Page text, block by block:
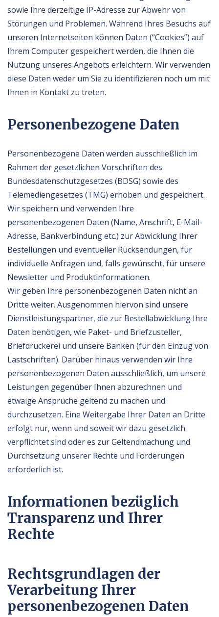
sowie Ihre derzeitige IP-Adresse zur Abwehr von
Störungen und Problemen. Während Ihres Besuchs auf
unseren Internetseiten können Daten (“Cookies”) auf
Ihrem Computer gespeichert werden, die Ihnen die
Nutzung unseres Angebots erleichtern. Wir verwenden
diese Daten weder um Sie zu identifizieren noch um mit
Ihnen in Kontakt zu treten.
Personenbezogene Daten
Personenbezogene Daten werden ausschließlich im
Rahmen der gesetzlichen Vorschriften des
Bundesdatenschutzgesetzes (BDSG) sowie des
Telemediengesetzes (TMG) erhoben und gespeichert.
Wir speichern und verwenden Ihre
personenbezogenen Daten (Name, Anschrift, E-Mail-
Adresse, Bankverbindung etc.) zur Abwicklung Ihrer
Bestellungen und eventueller Rücksendungen, für
individuelle Anfragen und, falls gewünscht, für unsere
Newsletter und Produktinformationen.
Wir geben Ihre personenbezogenen Daten nicht an
Dritte weiter. Ausgenommen hiervon sind unsere
Dienstleistungspartner, die zur Bestellabwicklung Ihre
Daten benötigen, wie Paket- und Briefzusteller,
Briefdruckerei und unsere Banken (für den Einzug von
Lastschriften). Darüber hinaus verwenden wir Ihre
personenbezogenen Daten ausschließlich, um unsere
Leistungen gegenüber Ihnen abzurechnen und
etwaige Ansprüche geltend zu machen und
durchzusetzen. Eine Weitergabe Ihrer Daten an Dritte
erfolgt nur, wenn und soweit wir dazu gesetzlich
verpflichtet sind oder es zur Geltendmachung und
Durchsetzung unserer Rechte und Forderungen
erforderlich ist.
Informationen bezüglich
Transparenz und Ihrer
Rechte
Rechtsgrundlagen der
Verarbeitung Ihrer
personenbezogenen Daten